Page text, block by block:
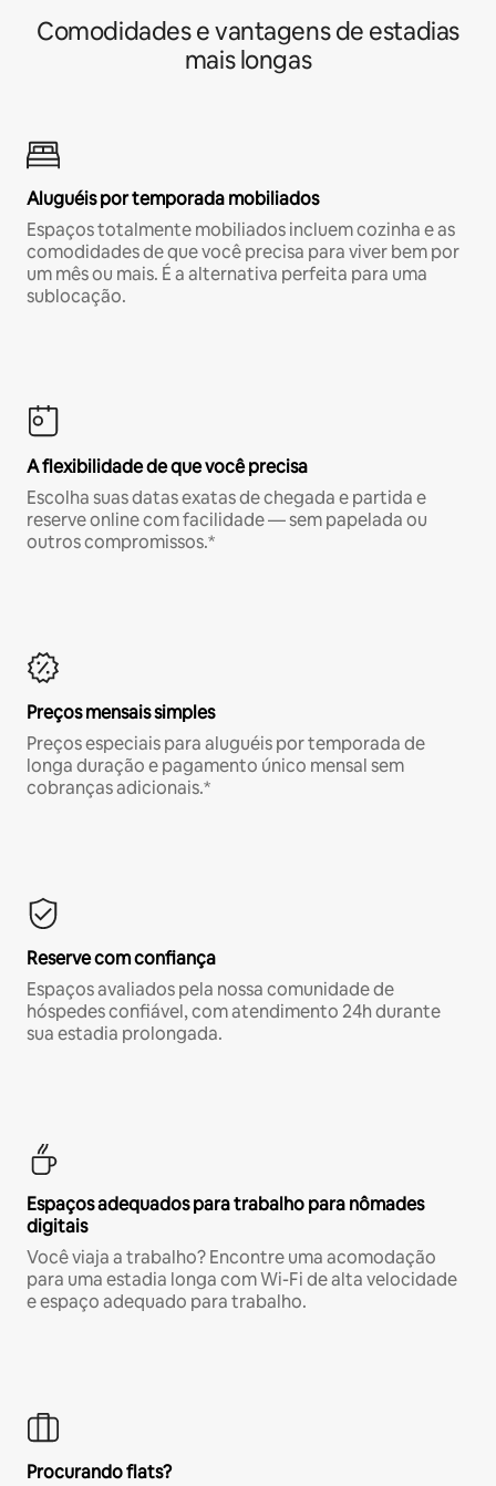
Comodidades e vantagens de estadias
mais longas
Aluguéis por temporada mobiliados
Espaços totalmente mobiliados incluem cozinha e as
comodidades de que você precisa para viver bem por
um mês ou mais. É a alternativa perfeita para uma
sublocação.
A flexibilidade de que você precisa
Escolha suas datas exatas de chegada e partida e
reserve online com facilidade — sem papelada ou
outros compromissos.*
Preços mensais simples
Preços especiais para aluguéis por temporada de
longa duração e pagamento único mensal sem
cobranças adicionais.*
Reserve com confiança
Espaços avaliados pela nossa comunidade de
hóspedes confiável, com atendimento 24h durante
sua estadia prolongada.
Espaços adequados para trabalho para nômades
digitais
Você viaja a trabalho? Encontre uma acomodação
para uma estadia longa com Wi-Fi de alta velocidade
e espaço adequado para trabalho.
Procurando flats?